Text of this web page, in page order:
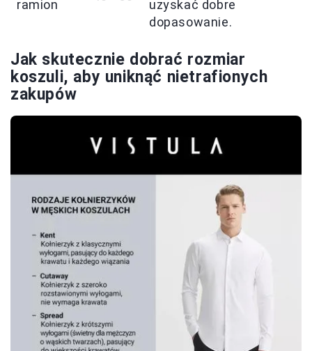
ramion
uzyskać dobre
dopasowanie.
Jak skutecznie dobrać rozmiar
koszuli, aby uniknąć nietrafionych
zakupów